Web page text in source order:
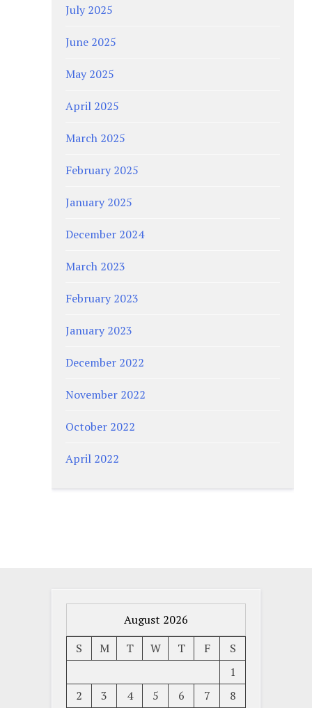
July 2025
June 2025
May 2025
April 2025
March 2025
February 2025
January 2025
December 2024
March 2023
February 2023
January 2023
December 2022
November 2022
October 2022
April 2022
August 2026
S
M T W T F
S
1
2
3 4 5 6 7 8